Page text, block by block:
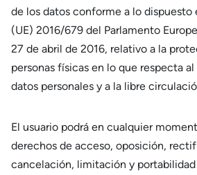
de los datos conforme a lo dispuesto
(UE) 2016/679 del Parlamento
27 de abril de 2016, relativo a la
personas físicas en lo que respecta
datos personales y a la libre
El usuario podrá en cualquier
derechos de acceso, oposición,
cancelación, limitación y